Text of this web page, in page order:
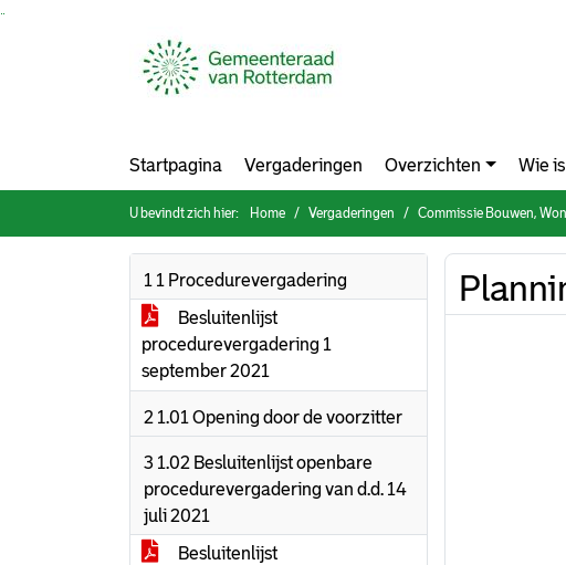
Startpagina Vergaderingen Overzichten Wie
U bevindt zich hier: Home Vergaderingen Commissie Bouwen, Wonen en
1 1 Procedurevergadering
Besluitenlijst
procedurevergadering 1
september 2021
2 1.01 Opening door de voorzitter
3 1.02 Besluitenlijst openbare
procedurevergadering van d.d. 14
juli 2021
Besluitenlijst